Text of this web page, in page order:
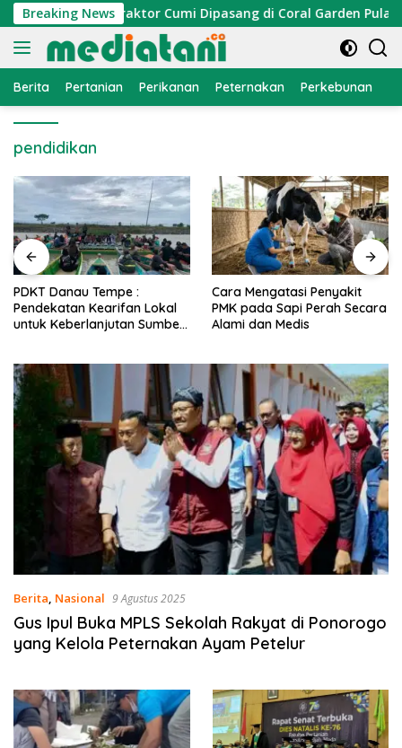
Langsung
ke
konten
Breaking News
Nelayan, Atraktor Cumi Dipasang di Coral Garden Pulau
Berita Pertanian Perikanan Peternakan Perkebunan
pendidikan
PDKT Danau Tempe :
Pendekatan Kearifan Lokal
untuk Keberlanjutan Sumber
Cara Mengatasi Penyakit
PMK pada Sapi Perah Secara
Alami dan Medis
Berita, Nasional 9 Agustus 2025
Gus Ipul Buka MPLS Sekolah Rakyat di Ponorogo
yang Kelola Peternakan Ayam Petelur